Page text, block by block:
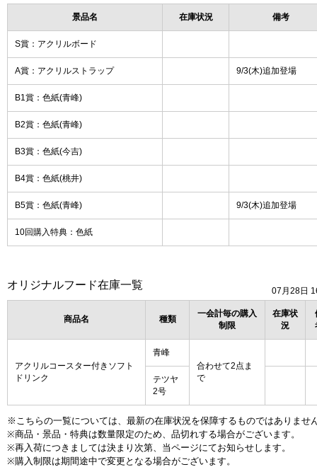
景品名 在庫状況 備考
S賞：アクリルボード
A賞：アクリルストラップ 9/3(木)追加登場
B1賞：色紙(青峰)
B2賞：色紙(青峰)
B3賞：色紙(今吉)
B4賞：色紙(桃井)
B5賞：色紙(青峰) 9/3(木)追加登場
10回購入特典：色紙
オリジナルフード在庫一覧 07月28日
商品名 種類
一会計毎の購入
制限
在庫状
況
アクリルコースター付きソフト
ドリンク
青峰
合わせて2点ま
で
テツヤ
2号
※こちらの一覧については、最新の在庫状況を保障するものではありませ
※商品・景品・特典は数量限定のため、品切れする場合がございます。
※再入荷につきましては決まり次第、当ページにてお知らせします。
※購入制限は期間途中で変更となる場合がございます。